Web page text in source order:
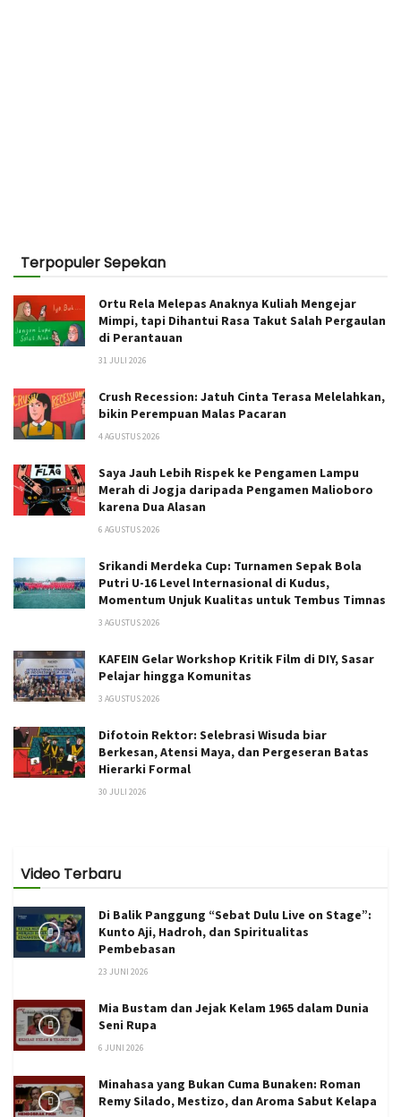
Terpopuler Sepekan
Ortu Rela Melepas Anaknya Kuliah Mengejar
Mimpi, tapi Dihantui Rasa Takut Salah Pergaulan
di Perantauan
31 JULI 2026
Crush Recession: Jatuh Cinta Terasa Melelahkan,
bikin Perempuan Malas Pacaran
4 AGUSTUS 2026
Saya Jauh Lebih Rispek ke Pengamen Lampu
Merah di Jogja daripada Pengamen Malioboro
karena Dua Alasan
6 AGUSTUS 2026
Srikandi Merdeka Cup: Turnamen Sepak Bola
Putri U-16 Level Internasional di Kudus,
Momentum Unjuk Kualitas untuk Tembus Timnas
3 AGUSTUS 2026
KAFEIN Gelar Workshop Kritik Film di DIY, Sasar
Pelajar hingga Komunitas
3 AGUSTUS 2026
Difotoin Rektor: Selebrasi Wisuda biar
Berkesan, Atensi Maya, dan Pergeseran Batas
Hierarki Formal
30 JULI 2026
Video Terbaru
Di Balik Panggung “Sebat Dulu Live on Stage”:
Kunto Aji, Hadroh, dan Spiritualitas
Pembebasan
23 JUNI 2026
Mia Bustam dan Jejak Kelam 1965 dalam Dunia
Seni Rupa
6 JUNI 2026
Minahasa yang Bukan Cuma Bunaken: Roman
Remy Silado, Mestizo, dan Aroma Sabut Kelapa